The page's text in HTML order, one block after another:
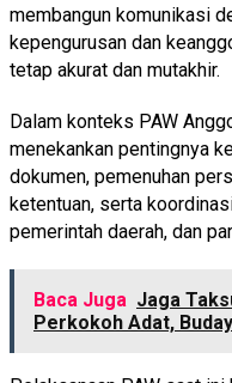
membangun komunikasi
kepengurusan dan
tetap akurat dan mutakhir.
Dalam konteks PAW
menekankan pentingnya
dokumen, pemenuhan
ketentuan, serta
pemerintah daerah, dan
Baca Juga Jaga
Perkokoh Adat,